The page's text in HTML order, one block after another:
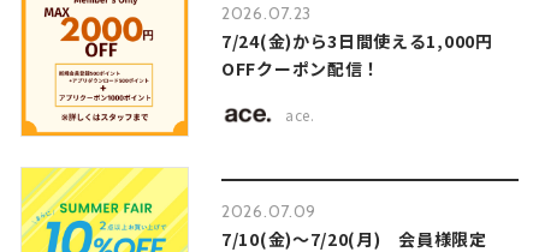
2026.07.23
7/24(金)から3日間使える1,000円
OFFクーポン配信！
ace.
2026.07.09
7/10(金)～7/20(月) 会員様限定